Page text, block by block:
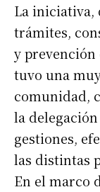
La iniciativa,
trámites,
y
tuvo una
comunidad,
la
gestiones,
las distintas
En el marco